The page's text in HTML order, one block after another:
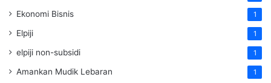
Ekonomi Bisnis 1
Elpiji 1
elpiji non-subsidi 1
Amankan Mudik Lebaran 1